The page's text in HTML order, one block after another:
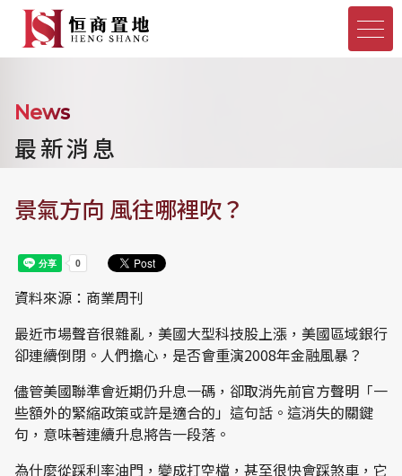
News
最新消息
景氣方向 風往哪裡吹？
資料來源：商業周刊
最近市場聲音很雜亂，美國大型科技股上漲，美國區域銀行
卻連續倒閉。人們擔心，是否會重演2008年金融風暴？
儘管美國聯準會近期仍升息一碼，卻取消先前官方聲明「一
些額外的緊縮政策或許是適合的」這句話。這消失的關鍵
句，意味著連續升息將告一段落。
為什麼從踩利率油門，變成打空檔，甚至很快會踩煞車，它